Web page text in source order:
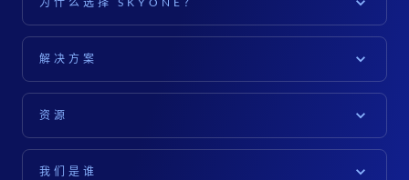
数据与人工智能
网络安全
对于高管而言
解决方案
资源
我们是谁